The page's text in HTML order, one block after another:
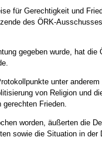
für Gerechtigkeit und
des ÖRK-
gegeben wurde, hat die
unter
von Religion und
Frieden.
worden, äußerten die
sowie die Situation in der